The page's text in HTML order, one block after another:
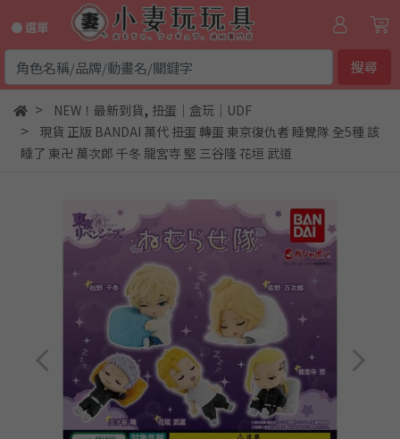
● 選單
搜尋
NEW！最新到貨, 扭蛋｜盒玩｜UDF
現貨 正版 BANDAI 萬代 扭蛋 轉蛋 東京復仇者 睡覺隊 全5種 該
睡了 東卍 萬次郎 千冬 龍宮寺 堅 三谷隆 花垣 武道